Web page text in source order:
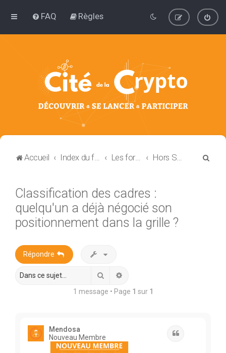
FAQ Règles
Accueil Index du forum Les forums de discussion : Blockchain et Cryptomonnaie Hors Sujet
Classification des cadres :
quelqu'un a déjà négocié son
positionnement dans la grille ?
Répondre
Rechercher
1 message • Page 1 sur 1
Mendosa
Nouveau Membre